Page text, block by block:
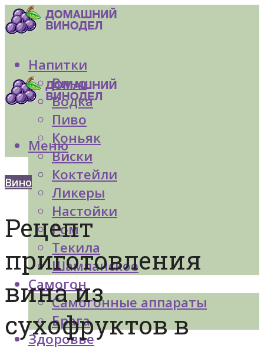
Напитки
Вино
Водка
Пиво
Коньяк
Виски
Коктейли
Ликеры
Настойки
Ром
Текила
Шампанское
Самогон
Самогонные аппараты
Брага
Здоровье
Меню
Вино
Рецепт
приготовления
вина из
сухофруктов в